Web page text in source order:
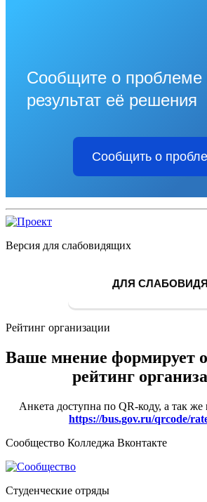
Сообщите о проблеме
результат её решения
Сообщить о
Версия для слабовидящих
ДЛЯ
Рейтинг организации
Ваше мнение формирует
рейтинг
Анкета доступна по QR-коду, а так
https://bus.gov.ru/qrcode/
Сообщество Колледжа Вконтакте
Студенческие отряды